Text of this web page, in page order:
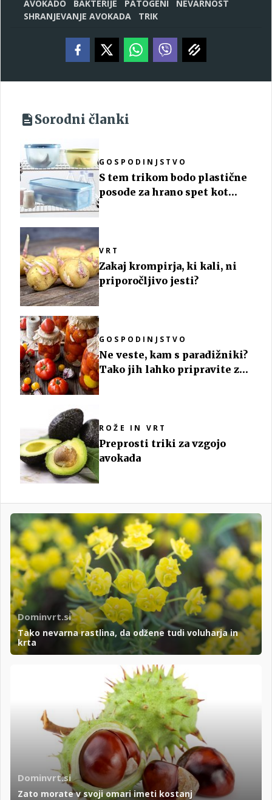
AVOKADO BAKTERIJE PATOGENI
NEVARNOST
SHRANJEVANJE AVOKADA
TRIK
Sorodni članki
GOSPODINJSTVO
S tem trikom bodo plastične
posode za hrano spet kot
VRT
Zakaj krompirja, ki kali, ni
priporočljivo jesti?
GOSPODINJSTVO
Ne veste, kam s paradižniki?
Tako jih lahko pripravite za
ROŽE IN VRT
Preprosti triki za vzgojo
avokada
Dominvrt.si
Tako nevarna rastlina, da odžene tudi voluharja in
krta
Dominvrt.si
Zato morate v svoji omari imeti kostanj